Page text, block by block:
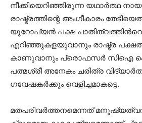
നീക്കിയെറിഞ്ഞിരുന്ന യഥാർത്ഥ
രാഷ്ട്രത്തിന്റെ അംഗീകാരം
യുറോപ്യൻ പക്ഷ
എറിഞ്ഞുകളയുവാനും രാഷ്ട്ര
കാണുവാനും പ്രൊഫസർ സിഐ
പത്മശ്രീ അനേകം ചരിത്ര
ഗവേഷകർക്കും വെളിച്ചമാകട്ടെ.
മതപരിവർത്തനമെന്നത്